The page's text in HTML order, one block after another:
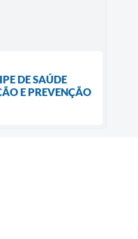
DE SAÚDE
E PREVENÇÃO